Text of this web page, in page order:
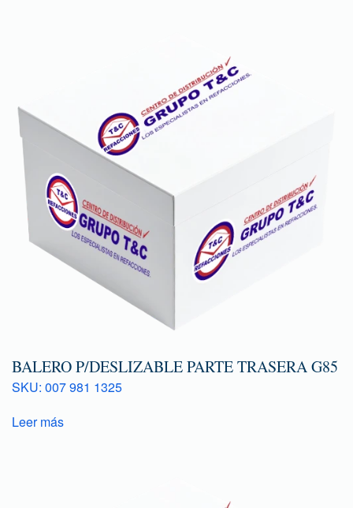
BALERO P/DESLIZABLE PARTE TRASERA G85
SKU: 007 981 1325
Leer más